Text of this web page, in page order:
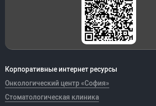
Корпоративные интернет ресурсы
Онкологический центр «София»
Стоматологическая клиника